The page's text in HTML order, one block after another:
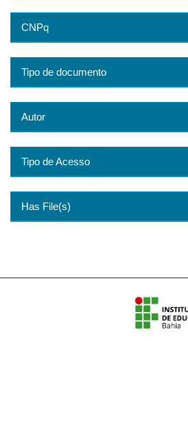
CNPq
Tipo de documento
Autor
Tipo de Acesso
Has File(s)